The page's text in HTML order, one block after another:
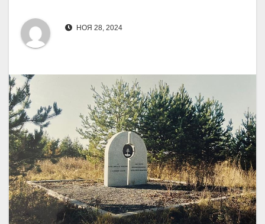
НОЯ 28, 2024